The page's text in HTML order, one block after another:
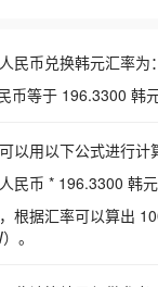
民币兑换韩元汇率为：
币等于 196.3300 韩
以用以下公式进行计
民币 * 196.3300 韩
根据汇率可以算出
。